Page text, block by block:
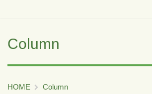
Column
HOME
Column